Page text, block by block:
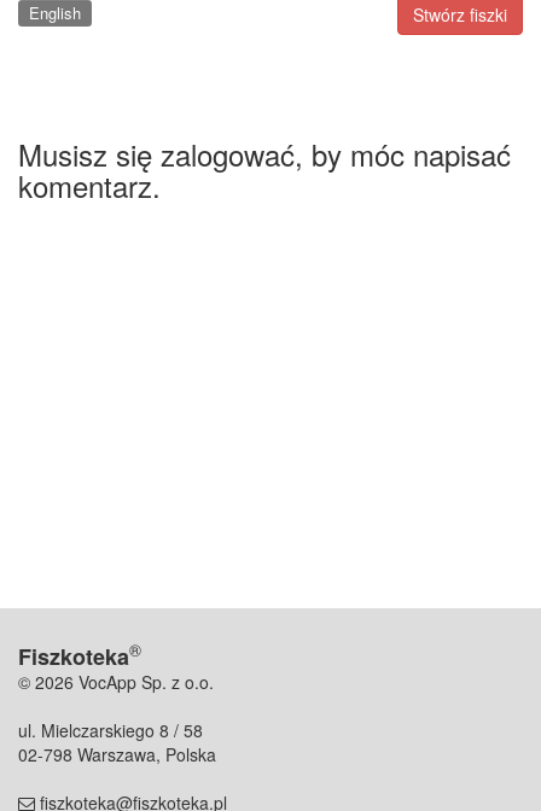
Stwórz fiszki
English
Musisz się zalogować, by móc napisać
komentarz.
Fiszkoteka®
© 2026 VocApp Sp. z o.o.
ul. Mielczarskiego 8 / 58
02-798 Warszawa, Polska
fiszkoteka@fiszkoteka.pl